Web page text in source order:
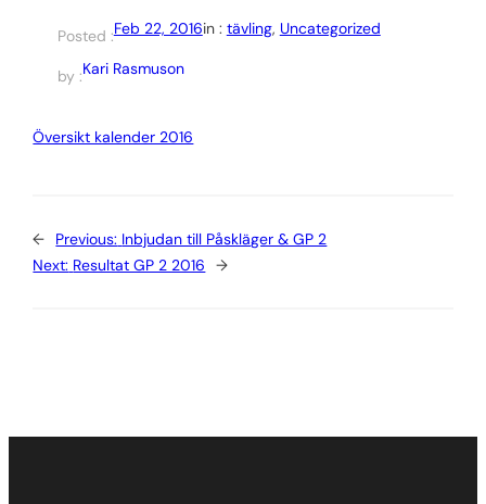
Posted :Feb 22, 2016in : tävling, Uncategorized
by :Kari Rasmuson
Översikt kalender 2016
← Previous: Inbjudan till Påskläger & GP 2
Next: Resultat GP 2 2016 →